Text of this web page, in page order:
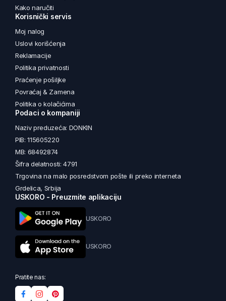
Kako naručiti
Korisnički servis
Moj nalog
Uslovi korišćenja
Reklamacije
Politika privatnosti
Praćenje pošiljke
Povraćaj & Zamena
Politika o kolačićima
Podaci o kompaniji
Naziv preduzeća: DONKIN
PIB: 115605220
MB: 68492874
Šifra delatnosti: 4791
Trgovina na malo posredstvom pošte ili preko interneta
Grdelica, Srbija
USKORO - Preuzmite aplikaciju
USKORO
USKORO
Pratite nas: